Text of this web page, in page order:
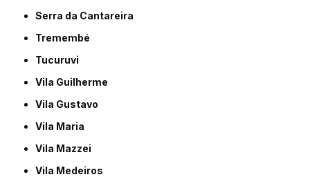
Serra da Cantareira
Tremembé
Tucuruvi
Vila Guilherme
Vila Gustavo
Vila Maria
Vila Mazzei
Vila Medeiros